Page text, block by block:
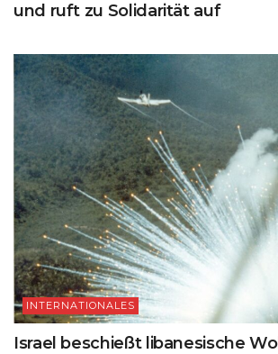
und ruft zu Solidarität auf
INTERNATIONALES
Israel beschießt libanesische